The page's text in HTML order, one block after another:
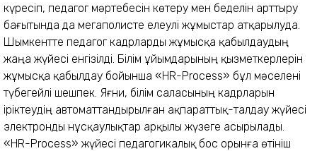
күресіп, педагог мәртебесін көтеру мен беделін арттыру
бағытында да мегаполисте елеулі жұмыстар атқарылуда.
Шымкентте педагог кадрларды жұмысқа қабылдаудың
жаңа жүйесі енгізілді. Білім ұйымдарының қызметкерлерін
жұмысқа қабылдау бойынша «HR-Process» бұл мәселені
түбегейлі шешпек. Яғни, білім саласының кадрларын
іріктеудің автоматтандырылған ақпараттық-талдау жүйесі
электронды нұсқаулықтар арқылы жүзеге асырылады.
«HR-Process» жүйесі педагогикалық бос орынға өтініш